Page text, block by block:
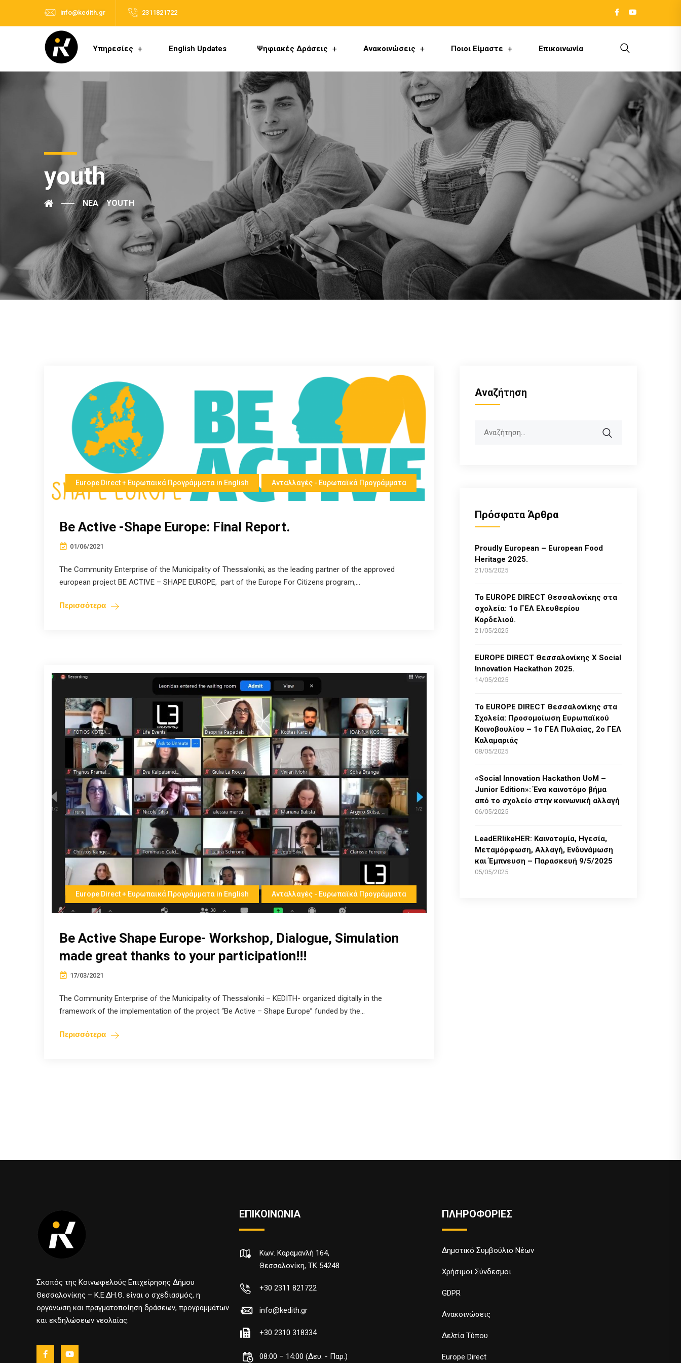
info@kedith.gr 2311821722
Υπηρεσίες English Updates Ψηφιακές Δράσεις Ανακοινώσεις Ποιοι Είμαστε Επικοινωνία
youth
ΝΈΑ YOUTH
Europe Direct + Ευρωπαικά Προγράμματα in English Ανταλλαγές - Ευρωπαϊκά Προγράμματα
Be Active -Shape Europe: Final Report.
01/06/2021
The Community Enterprise of the Municipality of Thessaloniki, as the leading partner of the approved
european project BE ACTIVE – SHAPE EUROPE, part of the Europe For Citizens program,...
Περισσότερα
Europe Direct + Ευρωπαικά Προγράμματα in English Ανταλλαγές - Ευρωπαϊκά Προγράμματα
Be Active Shape Europe- Workshop, Dialogue, Simulation
made great thanks to your participation!!!
17/03/2021
The Community Enterprise of the Municipality of Thessaloniki – KEDITH- organized digitally in the
framework of the implementation of the project “Be Active – Shape Europe” funded by the...
Περισσότερα
Αναζήτηση
Πρόσφατα Άρθρα
Proudly European – European Food
Heritage 2025.
21/05/2025
Το EUROPE DIRECT Θεσσαλονίκης στα
σχολεία: 1ο ΓΕΛ Ελευθερίου
Κορδελιού.
21/05/2025
EUROPE DIRECT Θεσσαλονίκης Χ Social
Innovation Hackathon 2025.
14/05/2025
Το EUROPE DIRECT Θεσσαλονίκης στα
Σχολεία: Προσομοίωση Ευρωπαϊκού
Κοινοβουλίου – 1ο ΓΕΛ Πυλαίας, 2ο ΓΕΛ
Καλαμαριάς
08/05/2025
«Social Innovation Hackathon UoM –
Junior Edition»: Ένα καινοτόμο βήμα
από το σχολείο στην κοινωνική αλλαγή
06/05/2025
LeadERlikeHER: Καινοτομία, Ηγεσία,
Μεταμόρφωση, Αλλαγή, Ενδυνάμωση
και Έμπνευση – Παρασκευή 9/5/2025
05/05/2025
Σκοπός της Κοινωφελούς Επιχείρησης Δήμου
Θεσσαλονίκης – Κ.Ε.ΔΗ.Θ. είναι ο σχεδιασμός, η
οργάνωση και πραγματοποίηση δράσεων, προγραμμάτων
και εκδηλώσεων νεολαίας.
ΕΠΙΚΟΙΝΩΝΙΑ
Κων. Καραμανλή 164,
Θεσσαλονίκη, TK 54248
+30 2311 821722
info@kedith.gr
+30 2310 318334
08:00 – 14:00 (Δευ. - Παρ.)
ΠΛΗΡΟΦΟΡΙΕΣ
Δημοτικό Συμβούλιο Νέων
Χρήσιμοι Σύνδεσμοι
GDPR
Ανακοινώσεις
Δελτία Τύπου
Europe Direct